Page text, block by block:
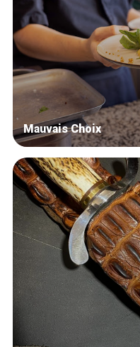
Mauvais Choix